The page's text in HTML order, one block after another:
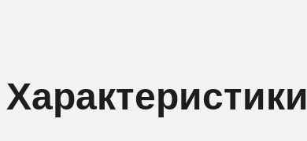
Характеристики